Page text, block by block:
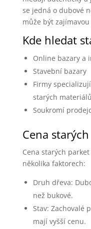
se jedná o dubové
může být
Kde hledat
Online bazary a
Stavební bazary
Firmy
starých materiálů
Soukromí
Cena
Cena starých
několika faktorech:
Druh dřeva:
než bukové.
Stav: Zachovalé
mají vyšší cenu.